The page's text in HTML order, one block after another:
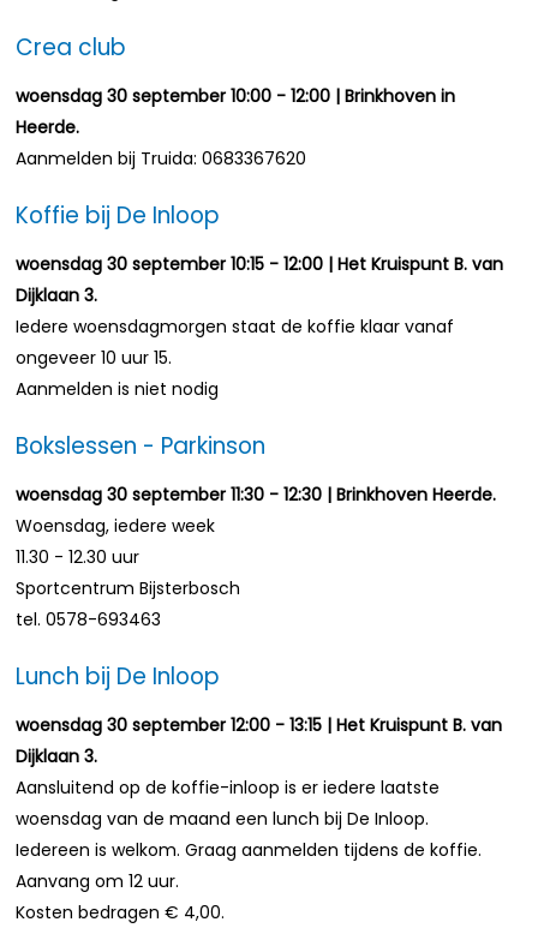
Crea club
woensdag 30 september 10:00 - 12:00 | Brinkhoven in
Heerde.
Aanmelden bij Truida: 0683367620
Koffie bij De Inloop
woensdag 30 september 10:15 - 12:00 | Het Kruispunt B. van
Dijklaan 3.
Iedere woensdagmorgen staat de koffie klaar vanaf
ongeveer 10 uur 15.
Aanmelden is niet nodig
Bokslessen - Parkinson
woensdag 30 september 11:30 - 12:30 | Brinkhoven Heerde.
Woensdag, iedere week
11.30 - 12.30 uur
Sportcentrum Bijsterbosch
tel. 0578-693463
Lunch bij De Inloop
woensdag 30 september 12:00 - 13:15 | Het Kruispunt B. van
Dijklaan 3.
Aansluitend op de koffie-inloop is er iedere laatste
woensdag van de maand een lunch bij De Inloop.
Iedereen is welkom. Graag aanmelden tijdens de koffie.
Aanvang om 12 uur.
Kosten bedragen € 4,00.